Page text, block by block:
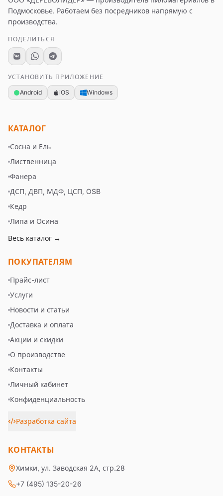
Подмосковье. Работаем без посредников напрямую с
производства.
ПОДЕЛИТЬСЯ
УСТАНОВИТЬ ПРИЛОЖЕНИЕ
Android iOS Windows
КАТАЛОГ
Сосна и Ель
Лиственница
Фанера
ДСП, ДВП, МДФ, ЦСП, OSB
Кедр
Липа и Осина
Весь каталог →
ПОКУПАТЕЛЯМ
Прайс-лист
Услуги
Новости и статьи
Доставка и оплата
Акции и скидки
О производстве
Контакты
Личный кабинет
Конфиденциальность
Разработка сайта
КОНТАКТЫ
Химки, ул. Заводская 2А, стр.28
+7 (495) 135-20-26